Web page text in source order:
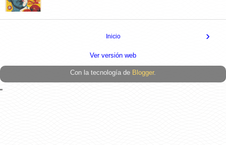
›
Inicio
Ver versión web
Con la tecnología de Blogger.
"